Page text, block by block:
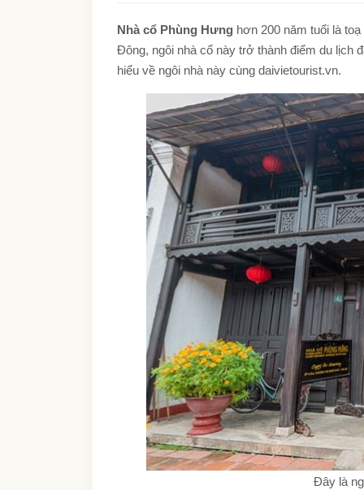
Nhà cổ Phùng Hưng hơn 200 năm tuổi là
Đông, ngôi nhà cổ này trở thành điểm du
hiểu về ngôi nhà này cùng daivietourist.vn.
Đây là